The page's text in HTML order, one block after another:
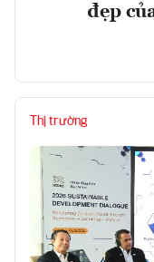
đẹp
Thị trường